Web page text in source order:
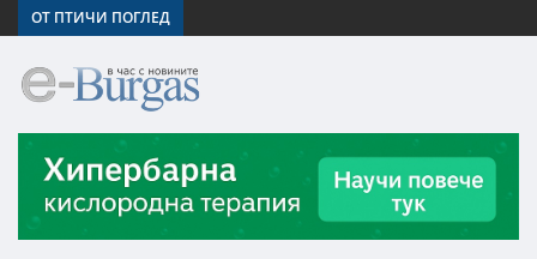
ОТ ПТИЧИ ПОГЛЕД